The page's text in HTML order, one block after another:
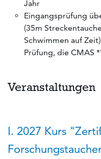
Jahr
Eingangsprüfung
(35m
Schwimmen auf
Prüfung, die CMAS
Veranstaltungen
I. 2027 Kurs